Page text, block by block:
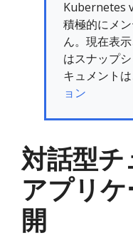
Kubernetes
積極的にメ
ん。現在表
はスナップ
キュメント
ョン
対話型
アプリ
開